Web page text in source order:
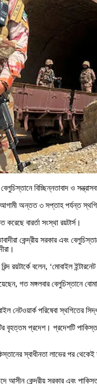
বিচ্ছিন্নতাবাদ ও
আগামী অন্তত ৩ সপ্তাহ পর্যন্ত
বারর্তা সংস্থা রয়টার্স।
কেন্দ্রীয় সরকার এবং
রয়টার্কে বলেন, ‘মোবাইল
গত মঙ্গলবার বেলুচিস্তানে
নেটওয়ার্ক পরিষেবা স্থগিতের
প্রদেশ। প্রদেশটি
স্বাধীনতা লাভের পর থেকেই
আসীন কেন্দ্রীয় সরকার এবং